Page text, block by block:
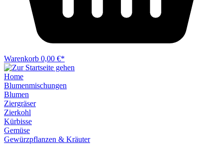
Warenkorb 0,00 €*
Home
Blumenmischungen
Blumen
Ziergräser
Zierkohl
Kürbisse
Gemüse
Gewürzpflanzen & Kräuter